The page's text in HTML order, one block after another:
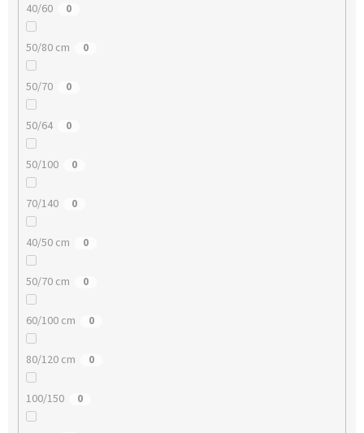
40/60 0
50/80 cm 0
50/70 0
50/64 0
50/100 0
70/140 0
40/50 cm 0
50/70 cm 0
60/100 cm 0
80/120 cm 0
100/150 0